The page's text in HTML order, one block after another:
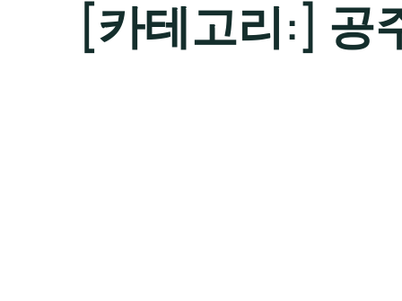
[카테고리:] 공